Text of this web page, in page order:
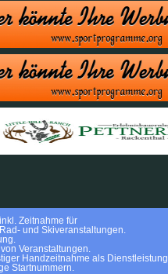
Zeitnahme für
und Skiveranstaltungen.
Veranstaltungen.
Handzeitnahme als Dienstleistung.
Startnummern.